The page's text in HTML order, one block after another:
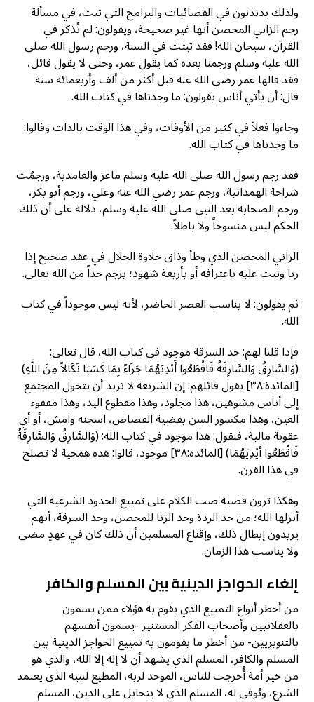
ولذلك يدندنون في الفضائيات والبرامج التي تبث، في مسألة
رجم الزاني المحصن أنها غير صحيحة، ويقولون: لم تُذكر في
القرآن، سبحان الله! فقد ثبتت في السنة، ورجم رسول الله صلى
الله عليه وسلم ورجمنا بعده كما يقول عمر، وحتى لا يقول قائل،
فقد قالها عمر رضي الله عنه قبل أكثر من ألف وأربعمائة سنة
قال: أن يأتي أناس يقولون: ما وجدناها في كتاب الله.
وجاءوا فعلاً في كثير من الأوقات، وفي هذا الوقت بالذات وقالوا:
ما وجدناها في كتاب الله.
فقد رجم رسول الله صلى الله عليه وسلم ماعز والغامدية، ورجمُت
شراحة الهمدانية، ورجم عمر رضي الله عنه وعلي، ورجم أبو بكر،
ورجم الصحابة بعد النبي صلى الله عليه وسلم، دلالة على أن ذلك
الحكم ليس منسوخاً ولا باطلاً.
الزاني المحصن الذي وطأ وذاق حلاوة الحلال في عقد صحيح إذا
زنا وثبت عليه باعترافه أو بأربعة شهود؛ يرجم حداً من الله تعالى.
ثم يقولون: لا يناسب العصر الحاضر، لأنه ليس موجوداً في كتاب
الله.
فإذا قلنا لهم: حد السرقة موجود في كتاب الله، قال تعالى:
(وَالسَّارِقُ وَالسَّارِقَةُ فَاقْطَعُوا أَيْدِيَهُمَا جَزَاءً بِمَا كَسَبَا نَكَالاً مِنَ اللَّهِ)
[المائدة:٣٨] يقول قائلهم: إن الشريعة لا تريد أن يتحول المجتمع
إلى أناس مشوهين، هذا مجلود، وهذا مقطوع اليد، وهذا مفقوء
العين، وهذا مكسور السن بقضية القصاص، اسجنه وامش، أو أي
عقوبة مالية، فنقول: هذا موجود في كتاب الله: (وَالسَّارِقُ وَالسَّارِقَةُ
فَاقْطَعُوا أَيْدِيَهُمَا) [المائدة:٣٨] موجود، قالوا: هذه همجية لا تصلح
في هذا القرن.
وهكذا ترون قضية صب الكلام على تمييع الحدود الشرعية التي
أنزلها الله؛ من حد الردة وحد الزنا للمحصن، وحد السرقة، أنهم
يريدون إبطال ذلك، وإقناع المسلمين أن ذلك كان في عهدٍ مضى
ولا يناسب هذا الزمان.
إلغاء الحواجز الدينية بين المسلم والكافر
من أخطر أنواع التمييع الذي يقوم به هؤلاء ممن يسمون
بالعقلانيين وأصحاب الفكر المستنير -يسمون أنفسهم
بالتنويريين- من أخطر ما يقومون به تمييع الحواجز الدينية بين
المسلم والكافر، المسلم الذي يشهد أن لا إله إلا الله، والذي هو
من خير أمة أُخرجت للناس، الموحد لربه، المطيع لنبيه الذي يعتمد
الشرع، ويُوفي له، المسلم الذي لا يتحايل على الدين، المسلم